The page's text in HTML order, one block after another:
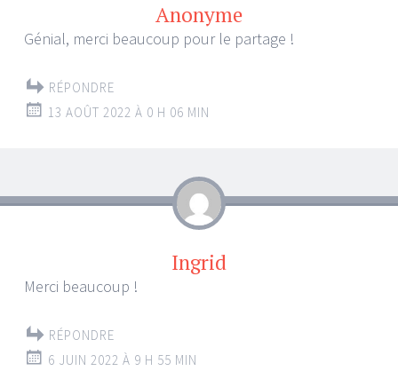
Anonyme
Génial, merci beaucoup pour le partage !
RÉPONDRE
13 AOÛT 2022 À 0 H 06 MIN
Ingrid
Merci beaucoup !
RÉPONDRE
6 JUIN 2022 À 9 H 55 MIN